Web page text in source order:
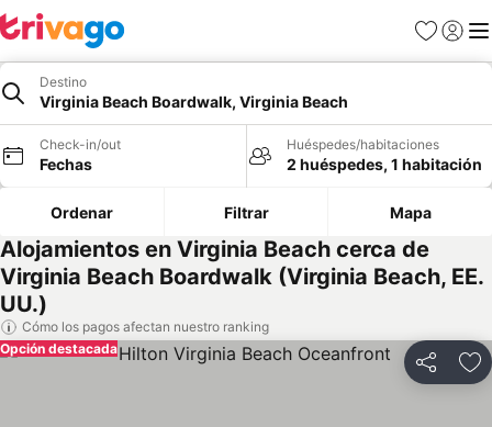
Favoritos
Iniciar
Destino
Virginia Beach Boardwalk, Virginia Beach
Check-in/out
Fechas
Huéspedes/habitaciones
2 huéspedes, 1 habitación
Ordenar Filtrar Mapa
Alojamientos en Virginia Beach cerca de
Virginia Beach Boardwalk (Virginia Beach, EE.
UU.)
Cómo los pagos afectan nuestro ranking
Compartir
Opción destacada